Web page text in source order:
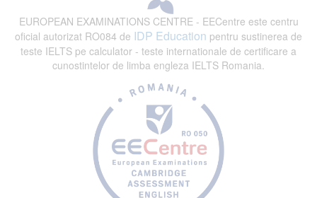
EUROPEAN EXAMINATIONS CENTRE - EECentre este centru
oficial autorizat RO084 de IDP Education pentru sustinerea de
teste IELTS pe calculator - teste internationale de certificare a
cunostintelor de limba engleza IELTS Romania.